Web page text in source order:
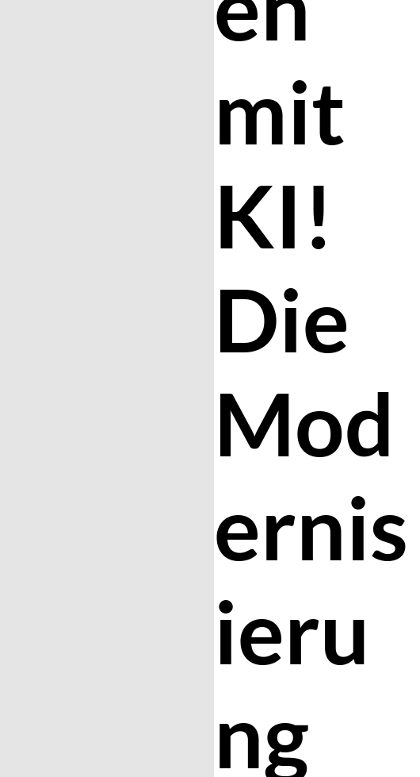
mit
KI!
Die
Mod
ernis
ieru
ng